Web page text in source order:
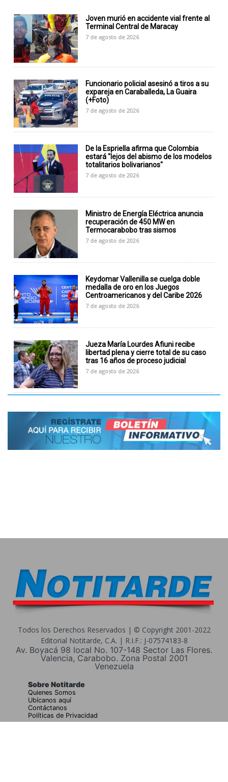
Joven murió en accidente vial frente al
Terminal Central de Maracay
7 de agosto de 2026
Funcionario policial asesinó a tiros a su
expareja en Caraballeda, La Guaira
(+Foto)
7 de agosto de 2026
De la Espriella afirma que Colombia
estará "lejos del abismo de los modelos
totalitarios bolivarianos"
7 de agosto de 2026
Ministro de Energía Eléctrica anuncia
recuperación de 450 MW en
Termocarabobo tras sismos
7 de agosto de 2026
Keydomar Vallenilla se cuelga doble
medalla de oro en los Juegos
Centroamericanos y del Caribe 2026
7 de agosto de 2026
Jueza María Lourdes Afiuni recibe
libertad plena y cierre total de su caso
tras 16 años de proceso judicial
7 de agosto de 2026
Todos los Derechos Reservados | © Copyright 2001-2022
Editorial Notitarde, C.A. | R.I.F.: J-07574183-8
Av. Boyacá 98 local No. 107-148 Sector Las Flores.
Valencia, Carabobo. Zona Postal 2001
Venezuela
Sobre Notitarde
Quienes Somos
Ubícanos aquí
Contáctanos
Políticas de Privacidad